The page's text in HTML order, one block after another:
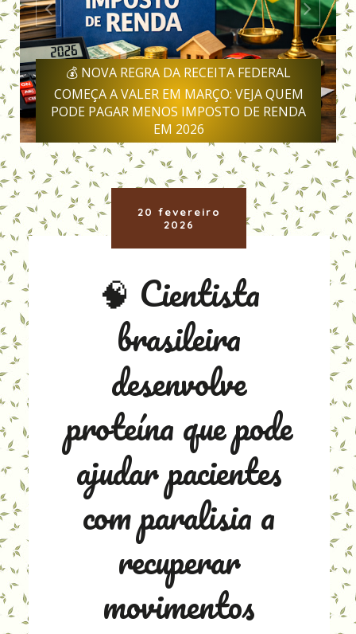
💰 NOVA REGRA DA RECEITA FEDERAL
COMEÇA A VALER EM MARÇO: VEJA QUEM
PODE PAGAR MENOS IMPOSTO DE RENDA
EM 2026
20 fevereiro
2026
🧠 Cientista
brasileira
desenvolve
proteína que pode
ajudar pacientes
com paralisia a
recuperar
movimentos